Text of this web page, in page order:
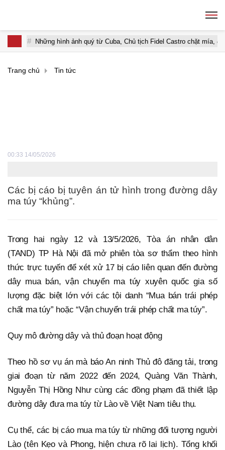
Những hình ảnh quý từ Cuba, Chủ tịch Fidel Castro chặt mía,
Trang chủ Tin tức
00:33 14/05/2026
Các bị cáo bị tuyên án tử hình trong đường dây
ma túy “khủng”.
Trong hai ngày 12 và 13/5/2026, Tòa án nhân dân
(TAND) TP Hà Nội đã mở phiên tòa sơ thẩm theo hình
thức trực tuyến để xét xử 17 bị cáo liên quan đến đường
dây mua bán, vận chuyển ma túy xuyên quốc gia số
lượng đặc biệt lớn với các tội danh “Mua bán trái phép
chất ma túy” hoặc “Vận chuyển trái phép chất ma túy”.
Quy mô đường dây và thủ đoạn hoạt động
Theo hồ sơ vụ án mà báo An ninh Thủ đô đăng tải, trong
giai đoạn từ năm 2022 đến 2024, Quàng Văn Thành,
Nguyễn Thị Hồng Như cùng các đồng phạm đã thiết lập
đường dây đưa ma túy từ Lào về Việt Nam tiêu thụ.
Cụ thể, các bị cáo mua ma túy từ những đối tượng người
Lào (tên Kẹo và Phong, hiện chưa rõ lai lịch). Tổng khối